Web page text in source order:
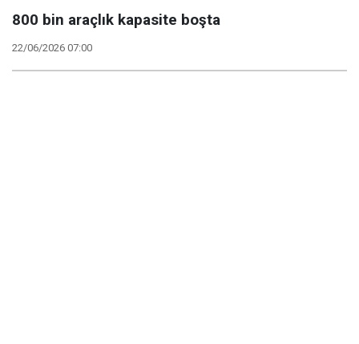
800 bin araçlık kapasite boşta
22/06/2026 07:00